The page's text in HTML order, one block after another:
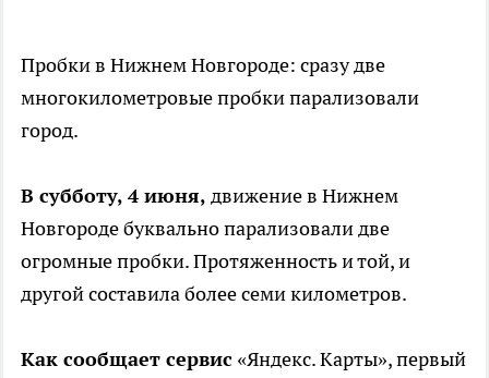
Пробки в Нижнем Новгороде: сразу две
многокилометровые пробки парализовали
город.
В субботу, 4 июня, движение в Нижнем
Новгороде буквально парализовали две
огромные пробки. Протяженность и той, и
другой составила более семи километров.
Как сообщает сервис «Яндекс. Карты», первый